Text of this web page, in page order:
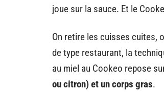
joue sur la sauce. Et le
On retire les cuisses cuites,
de type restaurant, la
au miel au Cookeo repose
ou citron) et un corps gras.